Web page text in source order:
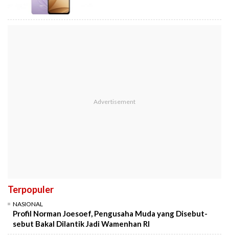
Terpopuler
NASIONAL
Profil Norman Joesoef, Pengusaha Muda yang Disebut-
sebut Bakal Dilantik Jadi Wamenhan RI